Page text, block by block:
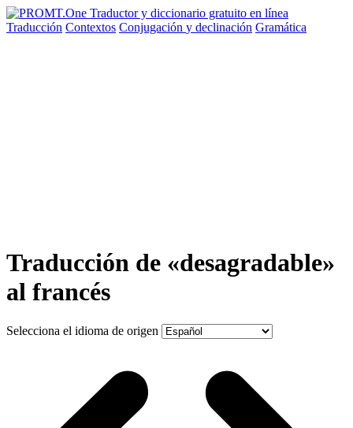
Traducción Contextos Conjugación y declinación Gramática
Traducción de «desagradable»
al francés
Selecciona el idioma de origen